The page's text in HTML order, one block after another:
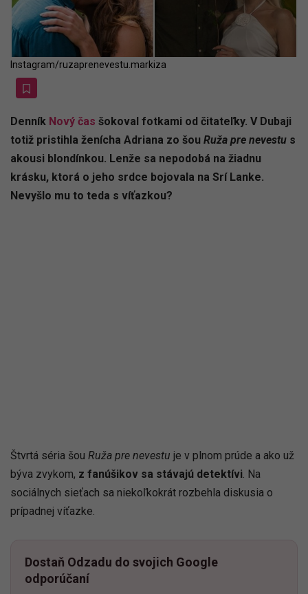
Instagram/ruzaprenevestu.markiza
Denník Nový čas šokoval fotkami od čitateľky. V Dubaji
totiž pristihla ženícha Adriana zo šou Ruža pre nevestu s
akousi blondínkou. Lenže sa nepodobá na žiadnu
krásku, ktorá o jeho srdce bojovala na Srí Lanke.
Nevyšlo mu to teda s víťazkou?
Štvrtá séria šou Ruža pre nevestu je v plnom prúde a ako už
býva zvykom, z fanúšikov sa stávajú detektívi. Na
sociálnych sieťach sa niekoľkokrát rozbehla diskusia o
prípadnej víťazke.
Dostaň Odzadu do svojich Google
odporúčaní